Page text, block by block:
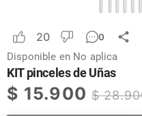
20 0
Disponible en No aplica
KIT pinceles de Uñas
$ 15.900 $